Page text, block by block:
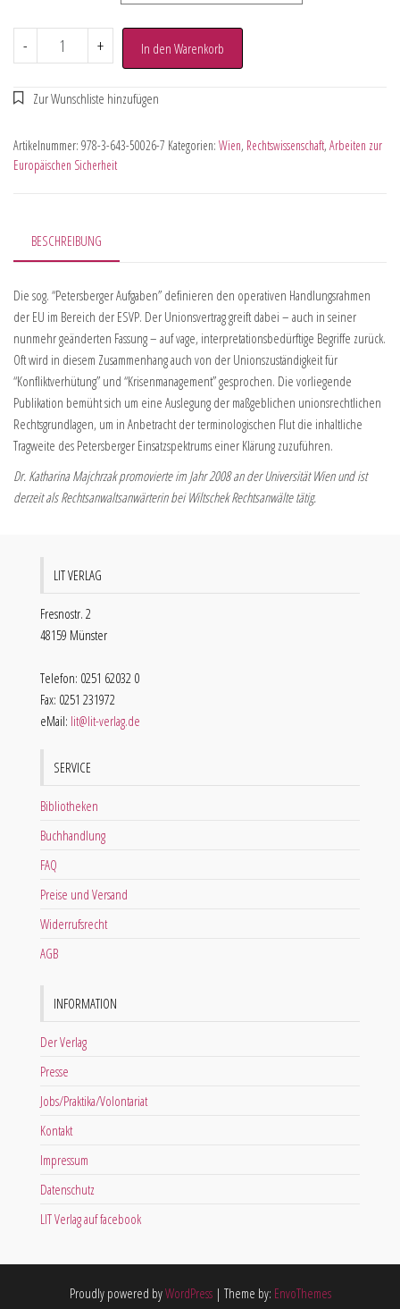
- + In den Warenkorb
Artikelnummer: 978-3-643-50026-7 Kategorien: Wien, Rechtswissenschaft, Arbeiten zur
Europäischen Sicherheit
BESCHREIBUNG
Die sog. “Petersberger Aufgaben” definieren den operativen Handlungsrahmen
der EU im Bereich der ESVP. Der Unionsvertrag greift dabei – auch in seiner
nunmehr geänderten Fassung – auf vage, interpretationsbedürftige Begriffe zurück.
Oft wird in diesem Zusammenhang auch von der Unionszuständigkeit für
“Konfliktverhütung” und “Krisenmanagement” gesprochen. Die vorliegende
Publikation bemüht sich um eine Auslegung der maßgeblichen unionsrechtlichen
Rechtsgrundlagen, um in Anbetracht der terminologischen Flut die inhaltliche
Tragweite des Petersberger Einsatzspektrums einer Klärung zuzuführen.
Dr. Katharina Majchrzak promovierte im Jahr 2008 an der Universität Wien und ist
derzeit als Rechtsanwaltsanwärterin bei Wiltschek Rechtsanwälte tätig.
LIT VERLAG
Fresnostr. 2
48159 Münster
Telefon: 0251 62032 0
Fax: 0251 231972
eMail: lit@lit-verlag.de
SERVICE
Bibliotheken
Buchhandlung
FAQ
Preise und Versand
Widerrufsrecht
AGB
INFORMATION
Der Verlag
Presse
Jobs/Praktika/Volontariat
Kontakt
Impressum
Datenschutz
LIT Verlag auf facebook
Proudly powered byWordPress | Theme by: EnvoThemes